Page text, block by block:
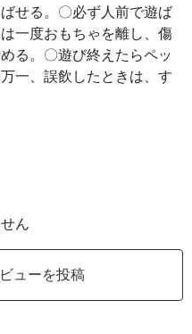
せる。〇必ず人前で遊ば
一度おもちゃを離し、傷
る。〇遊び終えたらペッ
一、誤飲したときは、す
ん
ューを投稿